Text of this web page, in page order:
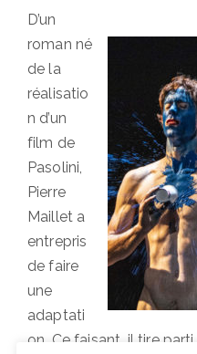
D’un
roman né
de la
réalisatio
n d’un
film de
Pasolini,
Pierre
Maillet a
entrepris
de faire
une
adaptati
on. Ce faisant, il tire parti